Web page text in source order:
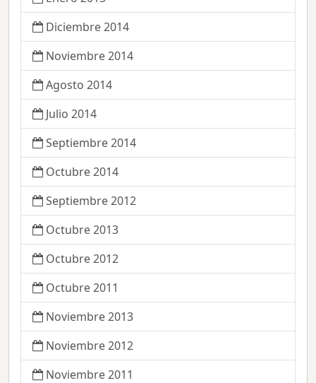
Diciembre 2014
Noviembre 2014
Agosto 2014
Julio 2014
Septiembre 2014
Octubre 2014
Septiembre 2012
Octubre 2013
Octubre 2012
Octubre 2011
Noviembre 2013
Noviembre 2012
Noviembre 2011